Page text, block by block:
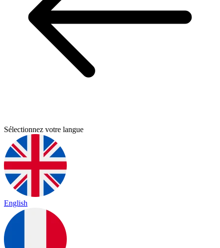
Sélectionnez votre langue
English